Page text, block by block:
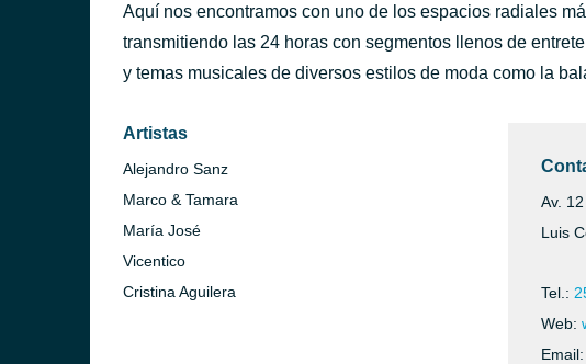
Morat
Sol, Arena Y Mar
Aquí nos encontramos con uno de los espacios radiales
transmitiendo las 24 horas con segmentos llenos de
y temas musicales de diversos estilos de moda como la
Artistas
Alejandro Sanz
Marco & Tamara
María José
Vicentico
Cristina Aguilera
Av.
Luis
Tel.:
Web:
Email: